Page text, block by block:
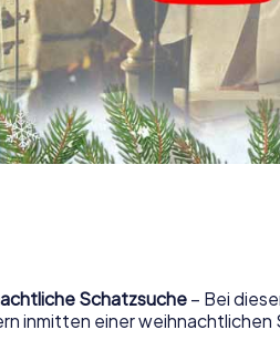
Schatzsuche – Bei
inmitten einer weihnachtlichen